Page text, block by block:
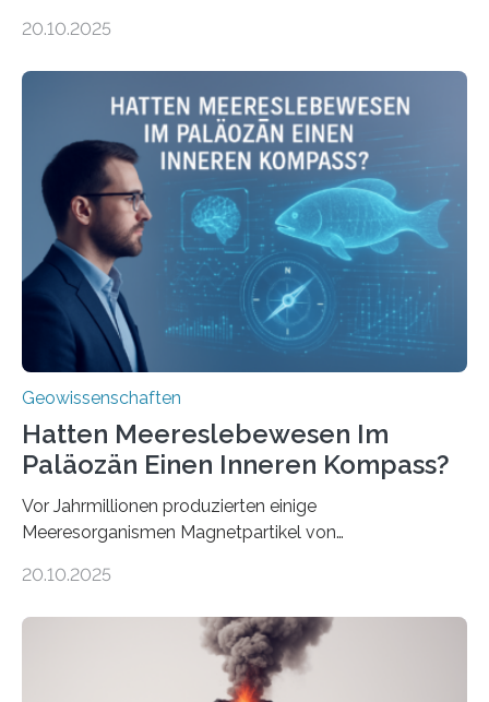
Umweltwissenschaften der Universität Bremen –
Meeresboden die Eisenverfügbarkeit und den globalen
Stoffkreislauf im Ozean prägen. Die Überblicksstudie
mit dem Titel „Iron’s Irony“ ist in Communications Earth
& Environment erschienen. Die Studie fasst bestehende
Forschungsergebnisse zusammen und interpretiert sie
neu, um zu erklären, wie Eisen, das aus hydrothermalen
Systemen freigesetzt wird, über ganze Ozeanbecken
transportiert werden kann. „Das…
20.10.2025
Geowissenschaften
Hatten Meereslebewesen Im
Paläozän Einen Inneren Kompass?
Vor Jahrmillionen produzierten einige
Meeresorganismen Magnetpartikel von
Sedimenten zu finden sind. Nun ist es einem
Domänen auf einem dieser „Riesenmagnetfossilien” mit
einer raffinierten Methode an der Diamond-
Röntgenquelle zu kartieren. Ihre Analyse zeigt, dass
20.10.2025